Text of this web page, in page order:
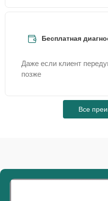
Бесплатная
Даже если клиент
позже
Все